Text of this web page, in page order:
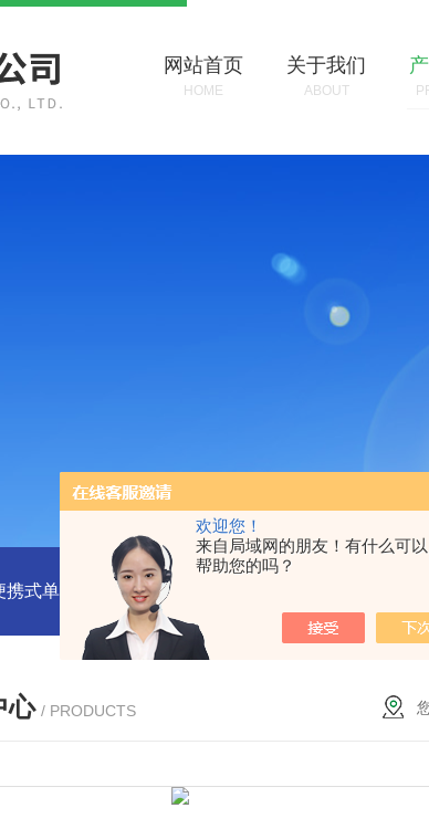
欢迎您！
来自局域网的朋友！有什么可以
帮助您的吗？
网站首页
HOME
关于我们
ABOUT
携式单一气体检测仪
心 / PRODUCTS